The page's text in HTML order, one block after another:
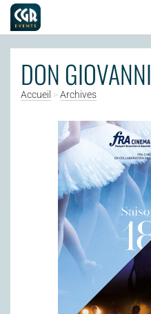
DON GIOVANNI
Accueil >Archives